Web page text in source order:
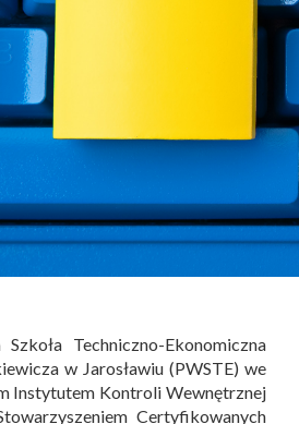
Techniczno-Ekonomiczna
w Jarosławiu (PWSTE) we
Instytutem Kontroli Wewnętrznej
Certyfikowanych